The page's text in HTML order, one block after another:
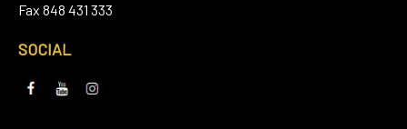
Fax 848 431 333
SOCIAL